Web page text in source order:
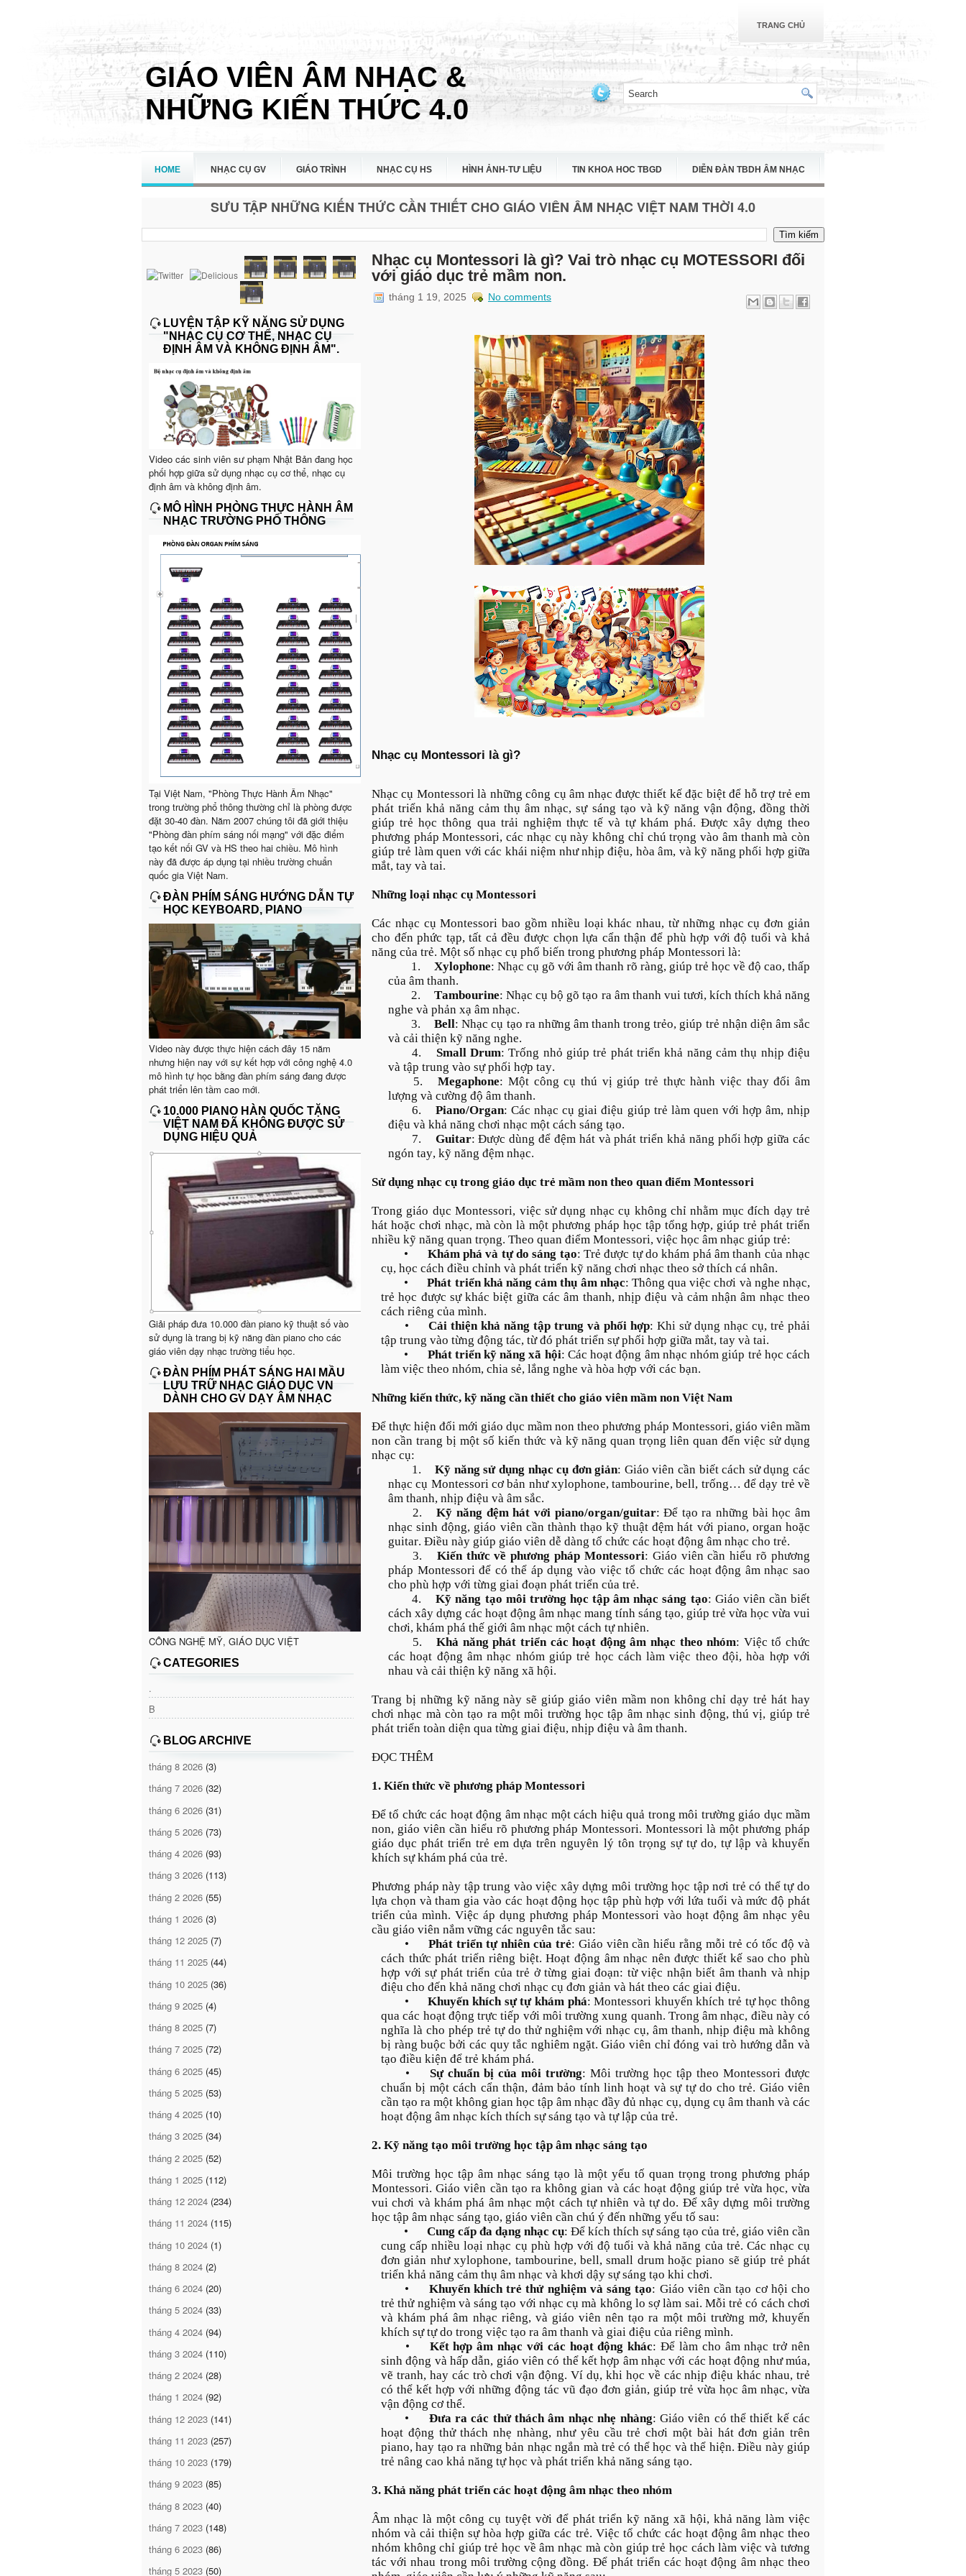
TRANG CHỦ
GIÁO VIÊN ÂM NHẠC &
NHỮNG KIẾN THỨC 4.0
HOME NHẠC CỤ GV GIÁO TRÌNH NHẠC CỤ HS HÌNH ẢNH-TƯ LIỆU TIN KHOA HOC TBGD DIỄN ĐÀN TBDH ÂM NHẠC
SƯU TẬP NHỮNG KIẾN THỨC CẦN THIẾT CHO GIÁO VIÊN ÂM NHẠC VIỆT NAM THỜI 4.0
LUYỆN TẬP KỸ NĂNG SỬ DỤNG
"NHẠC CỤ CƠ THỂ, NHẠC CỤ
ĐỊNH ÂM VÀ KHÔNG ĐỊNH ÂM".
Video các sinh viên sư phạm Nhật Bản đang học
phối hợp giữa sử dụng nhạc cụ cơ thể, nhạc cụ
định âm và không định âm.
MÔ HÌNH PHÒNG THỰC HÀNH ÂM
NHẠC TRƯỜNG PHỔ THÔNG
Tại Việt Nam, "Phòng Thực Hành Âm Nhạc"
trong trường phổ thông thường chỉ là phòng được
đặt 30-40 đàn. Năm 2007 chúng tôi đã giới thiệu
"Phòng đàn phím sáng nối mạng" với đặc điểm
tạo kết nối GV và HS theo hai chiều. Mô hình
này đã được áp dụng tại nhiều trường chuẩn
quốc gia Việt Nam.
ĐÀN PHÍM SÁNG HƯỚNG DẪN TỰ
HỌC KEYBOARD, PIANO
Video này được thực hiện cách đây 15 năm
nhưng hiện nay với sự kết hợp với công nghệ 4.0
mô hình tự học bằng đàn phím sáng đang được
phát triển lên tầm cao mới.
10.000 PIANO HÀN QUỐC TẶNG
VIỆT NAM ĐÃ KHÔNG ĐƯỢC SỬ
DỤNG HIỆU QUẢ
Giải pháp đưa 10.000 đàn piano kỹ thuật số vào
sử dụng là trang bị kỹ năng đàn piano cho các
giáo viên dạy nhạc trường tiểu học.
ĐÀN PHÍM PHÁT SÁNG HAI MẦU
LƯU TRỮ NHẠC GIÁO DỤC VN
DÀNH CHO GV DẠY ÂM NHẠC
CÔNG NGHỆ MỸ, GIÁO DỤC VIỆT
CATEGORIES
.
B
BLOG ARCHIVE
tháng 8 2026 (3)
tháng 7 2026 (32)
tháng 6 2026 (31)
tháng 5 2026 (73)
tháng 4 2026 (93)
tháng 3 2026 (113)
tháng 2 2026 (55)
tháng 1 2026 (3)
tháng 12 2025 (7)
tháng 11 2025 (44)
tháng 10 2025 (36)
tháng 9 2025 (4)
tháng 8 2025 (7)
tháng 7 2025 (72)
tháng 6 2025 (45)
tháng 5 2025 (53)
tháng 4 2025 (10)
tháng 3 2025 (34)
tháng 2 2025 (52)
tháng 1 2025 (112)
tháng 12 2024 (234)
tháng 11 2024 (115)
tháng 10 2024 (1)
tháng 8 2024 (2)
tháng 6 2024 (20)
tháng 5 2024 (33)
tháng 4 2024 (94)
tháng 3 2024 (110)
tháng 2 2024 (28)
tháng 1 2024 (92)
tháng 12 2023 (141)
tháng 11 2023 (257)
tháng 10 2023 (179)
tháng 9 2023 (85)
tháng 8 2023 (40)
tháng 7 2023 (148)
tháng 6 2023 (86)
tháng 5 2023 (50)
Nhạc cụ Montessori là gì? Vai trò nhạc cụ MOTESSORI đối
với giáo dục trẻ mầm non.
tháng 1 19, 2025 No comments
Nhạc cụ Montessori là gì?
Nhạc cụ Montessori là những công cụ âm nhạc được thiết kế đặc biệt để hỗ trợ trẻ em
phát triển khả năng cảm thụ âm nhạc, sự sáng tạo và kỹ năng vận động, đồng thời
giúp trẻ học thông qua trải nghiệm thực tế và tự khám phá. Được xây dựng theo
phương pháp Montessori, các nhạc cụ này không chỉ chú trọng vào âm thanh mà còn
giúp trẻ làm quen với các khái niệm như nhịp điệu, hòa âm, và kỹ năng phối hợp giữa
mắt, tay và tai.
Những loại nhạc cụ Montessori
Các nhạc cụ Montessori bao gồm nhiều loại khác nhau, từ những nhạc cụ đơn giản
cho đến phức tạp, tất cả đều được chọn lựa cẩn thận để phù hợp với độ tuổi và khả
năng của trẻ. Một số nhạc cụ phổ biến trong phương pháp Montessori là:
1.
Xylophone: Nhạc cụ gõ với âm thanh rõ ràng, giúp trẻ học về độ cao, thấp
của âm thanh.
2.
Tambourine: Nhạc cụ bộ gõ tạo ra âm thanh vui tươi, kích thích khả năng
nghe và phản xạ âm nhạc.
3.
Bell: Nhạc cụ tạo ra những âm thanh trong trẻo, giúp trẻ nhận diện âm sắc
và cải thiện kỹ năng nghe.
4.
Small Drum: Trống nhỏ giúp trẻ phát triển khả năng cảm thụ nhịp điệu
và tập trung vào sự phối hợp tay.
5.
Megaphone: Một công cụ thú vị giúp trẻ thực hành việc thay đổi âm
lượng và cường độ âm thanh.
6.
Piano/Organ: Các nhạc cụ giai điệu giúp trẻ làm quen với hợp âm, nhịp
điệu và khả năng chơi nhạc một cách sáng tạo.
7.
Guitar: Được dùng để đệm hát và phát triển khả năng phối hợp giữa các
ngón tay, kỹ năng đệm nhạc.
Sử dụng nhạc cụ trong giáo dục trẻ mầm non theo quan điểm Montessori
Trong giáo dục Montessori, việc sử dụng nhạc cụ không chỉ nhằm mục đích dạy trẻ
hát hoặc chơi nhạc, mà còn là một phương pháp học tập tổng hợp, giúp trẻ phát triển
nhiều kỹ năng quan trọng. Theo quan điểm Montessori, việc học âm nhạc giúp trẻ:
•
Khám phá và tự do sáng tạo: Trẻ được tự do khám phá âm thanh của nhạc
cụ, học cách điều chỉnh và phát triển kỹ năng chơi nhạc theo sở thích cá nhân.
•
Phát triển khả năng cảm thụ âm nhạc: Thông qua việc chơi và nghe nhạc,
trẻ học được sự khác biệt giữa các âm thanh, nhịp điệu và cảm nhận âm nhạc theo
cách riêng của mình.
•
Cải thiện khả năng tập trung và phối hợp: Khi sử dụng nhạc cụ, trẻ phải
tập trung vào từng động tác, từ đó phát triển sự phối hợp giữa mắt, tay và tai.
•
Phát triển kỹ năng xã hội: Các hoạt động âm nhạc nhóm giúp trẻ học cách
làm việc theo nhóm, chia sẻ, lắng nghe và hòa hợp với các bạn.
Những kiến thức, kỹ năng cần thiết cho giáo viên mầm non Việt Nam
Để thực hiện đổi mới giáo dục mầm non theo phương pháp Montessori, giáo viên mầm
non cần trang bị một số kiến thức và kỹ năng quan trọng liên quan đến việc sử dụng
nhạc cụ:
1.
Kỹ năng sử dụng nhạc cụ đơn giản: Giáo viên cần biết cách sử dụng các
nhạc cụ Montessori cơ bản như xylophone, tambourine, bell, trống… để dạy trẻ về
âm thanh, nhịp điệu và âm sắc.
2.
Kỹ năng đệm hát với piano/organ/guitar: Để tạo ra những bài học âm
nhạc sinh động, giáo viên cần thành thạo kỹ thuật đệm hát với piano, organ hoặc
guitar. Điều này giúp giáo viên dễ dàng tổ chức các hoạt động âm nhạc cho trẻ.
3.
Kiến thức về phương pháp Montessori: Giáo viên cần hiểu rõ phương
pháp Montessori để có thể áp dụng vào việc tổ chức các hoạt động âm nhạc sao
cho phù hợp với từng giai đoạn phát triển của trẻ.
4.
Kỹ năng tạo môi trường học tập âm nhạc sáng tạo: Giáo viên cần biết
cách xây dựng các hoạt động âm nhạc mang tính sáng tạo, giúp trẻ vừa học vừa vui
chơi, khám phá thế giới âm nhạc một cách tự nhiên.
5.
Khả năng phát triển các hoạt động âm nhạc theo nhóm: Việc tổ chức
các hoạt động âm nhạc nhóm giúp trẻ học cách làm việc theo đội, hòa hợp với
nhau và cải thiện kỹ năng xã hội.
Trang bị những kỹ năng này sẽ giúp giáo viên mầm non không chỉ dạy trẻ hát hay
chơi nhạc mà còn tạo ra một môi trường học tập âm nhạc sinh động, thú vị, giúp trẻ
phát triển toàn diện qua từng giai điệu, nhịp điệu và âm thanh.
ĐỌC THÊM
1. Kiến thức về phương pháp Montessori
Để tổ chức các hoạt động âm nhạc một cách hiệu quả trong môi trường giáo dục mầm
non, giáo viên cần hiểu rõ phương pháp Montessori. Montessori là một phương pháp
giáo dục phát triển trẻ em dựa trên nguyên lý tôn trọng sự tự do, tự lập và khuyến
khích sự khám phá của trẻ.
Phương pháp này tập trung vào việc xây dựng môi trường học tập nơi trẻ có thể tự do
lựa chọn và tham gia vào các hoạt động học tập phù hợp với lứa tuổi và mức độ phát
triển của mình. Việc áp dụng phương pháp Montessori vào hoạt động âm nhạc yêu
cầu giáo viên nắm vững các nguyên tắc sau:
•
Phát triển tự nhiên của trẻ: Giáo viên cần hiểu rằng mỗi trẻ có tốc độ và
cách thức phát triển riêng biệt. Hoạt động âm nhạc nên được thiết kế sao cho phù
hợp với sự phát triển của trẻ ở từng giai đoạn: từ việc nhận biết âm thanh và nhịp
điệu cho đến khả năng chơi nhạc cụ đơn giản và hát theo các giai điệu.
•
Khuyến khích sự tự khám phá: Montessori khuyến khích trẻ tự học thông
qua các hoạt động trực tiếp với môi trường xung quanh. Trong âm nhạc, điều này có
nghĩa là cho phép trẻ tự do thử nghiệm với nhạc cụ, âm thanh, nhịp điệu mà không
bị ràng buộc bởi các quy tắc nghiêm ngặt. Giáo viên chỉ đóng vai trò hướng dẫn và
tạo điều kiện để trẻ khám phá.
•
Sự chuẩn bị của môi trường: Môi trường học tập theo Montessori được
chuẩn bị một cách cẩn thận, đảm bảo tính linh hoạt và sự tự do cho trẻ. Giáo viên
cần tạo ra một không gian học tập âm nhạc đầy đủ nhạc cụ, dụng cụ âm thanh và các
hoạt động âm nhạc kích thích sự sáng tạo và tự lập của trẻ.
2. Kỹ năng tạo môi trường học tập âm nhạc sáng tạo
Môi trường học tập âm nhạc sáng tạo là một yếu tố quan trọng trong phương pháp
Montessori. Giáo viên cần tạo ra không gian và các hoạt động giúp trẻ vừa học, vừa
vui chơi và khám phá âm nhạc một cách tự nhiên và tự do. Để xây dựng môi trường
học tập âm nhạc sáng tạo, giáo viên cần chú ý đến những yếu tố sau:
•
Cung cấp đa dạng nhạc cụ: Để kích thích sự sáng tạo của trẻ, giáo viên cần
cung cấp nhiều loại nhạc cụ phù hợp với độ tuổi và khả năng của trẻ. Các nhạc cụ
đơn giản như xylophone, tambourine, bell, small drum hoặc piano sẽ giúp trẻ phát
triển khả năng cảm thụ âm nhạc và khơi dậy sự sáng tạo khi chơi.
•
Khuyến khích trẻ thử nghiệm và sáng tạo: Giáo viên cần tạo cơ hội cho
trẻ thử nghiệm và sáng tạo với nhạc cụ mà không lo sợ làm sai. Mỗi trẻ có cách chơi
và khám phá âm nhạc riêng, và giáo viên nên tạo ra một môi trường mở, khuyến
khích sự tự do trong việc tạo ra âm thanh và giai điệu của riêng mình.
•
Kết hợp âm nhạc với các hoạt động khác: Để làm cho âm nhạc trở nên
sinh động và hấp dẫn, giáo viên có thể kết hợp âm nhạc với các hoạt động như múa,
vẽ tranh, hay các trò chơi vận động. Ví dụ, khi học về các nhịp điệu khác nhau, trẻ
có thể kết hợp với những động tác vũ đạo đơn giản, giúp trẻ vừa học âm nhạc, vừa
vận động cơ thể.
•
Đưa ra các thử thách âm nhạc nhẹ nhàng: Giáo viên có thể thiết kế các
hoạt động thử thách nhẹ nhàng, như yêu cầu trẻ chơi một bài hát đơn giản trên
piano, hay tạo ra những bản nhạc ngắn mà trẻ có thể học và thể hiện. Điều này giúp
trẻ nâng cao khả năng tự học và phát triển khả năng sáng tạo.
3. Khả năng phát triển các hoạt động âm nhạc theo nhóm
Âm nhạc là một công cụ tuyệt vời để phát triển kỹ năng xã hội, khả năng làm việc
nhóm và cải thiện sự hòa hợp giữa các trẻ. Việc tổ chức các hoạt động âm nhạc theo
nhóm không chỉ giúp trẻ học về âm nhạc mà còn giúp trẻ học cách làm việc và tương
tác với nhau trong môi trường cộng đồng. Để phát triển các hoạt động âm nhạc theo